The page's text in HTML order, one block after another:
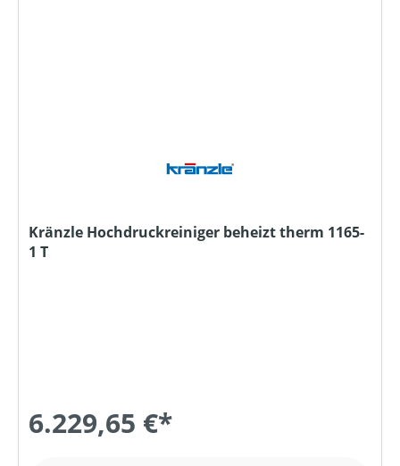
Kränzle Hochdruckreiniger beheizt therm 1165-
1 T
6.229,65 €*